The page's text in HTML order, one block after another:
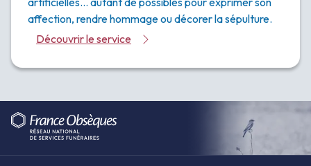
affection, rendre hommage ou décorer la sépulture.
Découvrir le service